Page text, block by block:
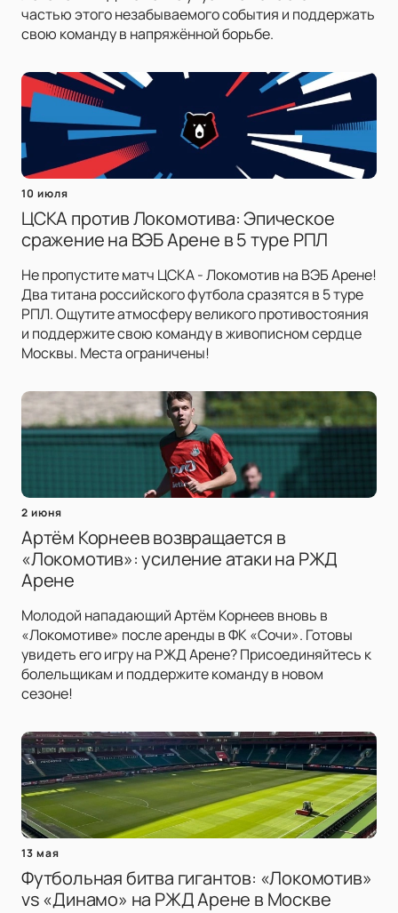
частью этого незабываемого события и поддержать
свою команду в напряжённой борьбе.
10 июля
ЦСКА против Локомотива: Эпическое
сражение на ВЭБ Арене в 5 туре РПЛ
Не пропустите матч ЦСКА - Локомотив на ВЭБ Арене!
Два титана российского футбола сразятся в 5 туре
РПЛ. Ощутите атмосферу великого противостояния
и поддержите свою команду в живописном сердце
Москвы. Места ограничены!
2 июня
Артём Корнеев возвращается в
«Локомотив»: усиление атаки на РЖД
Арене
Молодой нападающий Артём Корнеев вновь в
«Локомотиве» после аренды в ФК «Сочи». Готовы
увидеть его игру на РЖД Арене? Присоединяйтесь к
болельщикам и поддержите команду в новом
сезоне!
13 мая
Футбольная битва гигантов: «Локомотив»
vs «Динамо» на РЖД Арене в Москве